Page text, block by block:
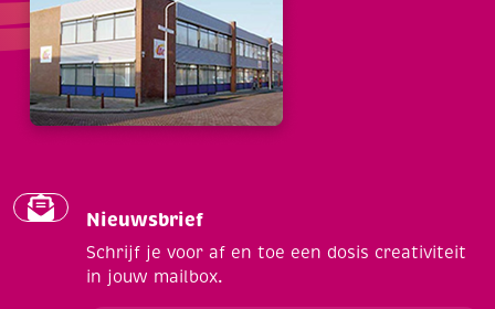
Nieuwsbrief
Schrijf je voor af en toe een dosis creativiteit
in jouw mailbox.